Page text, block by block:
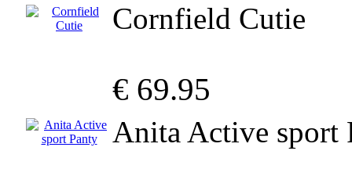
Cornfield Cutie
€ 69.95
Anita Active sport